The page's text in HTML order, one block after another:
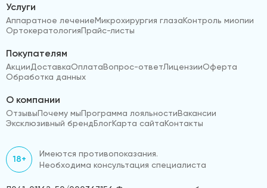
Услуги
Аппаратное лечениеМикрохирургия глазаКонтроль миопии
ОртокератологияПрайс-листы
Покупателям
АкцииДоставкаОплатаВопрос-ответЛицензииОферта
Обработка данных
О компании
ОтзывыПочему мыПрограмма лояльностиВакансии
Эксклюзивный брендБлогКарта сайтаКонтакты
18+
Имеются противопоказания.
Необходима консультация специалиста